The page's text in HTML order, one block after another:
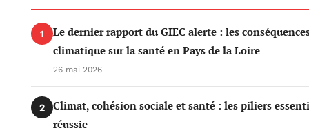
1
Le dernier rapport du GIEC alerte : les
climatique sur la santé en Pays de la Loire
26 mai 2026
2
Climat, cohésion sociale et santé : les piliers
réussie